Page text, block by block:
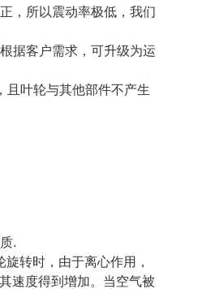
，所以震动率极低，我们
据客户需求，可升级为运
且叶轮与其他部件不产生
.
转时，由于离心作用，
速度得到增加。当空气被